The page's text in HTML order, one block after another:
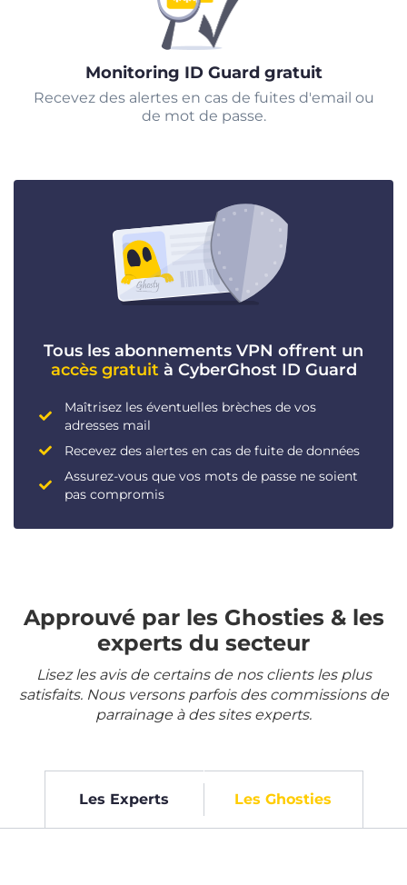
Monitoring ID Guard gratuit
Recevez des alertes en cas de fuites d'email ou
de mot de passe.
Tous les abonnements VPN offrent un
accès gratuit à CyberGhost ID Guard
Maîtrisez les éventuelles brèches de vos
adresses mail
Recevez des alertes en cas de fuite de données
Assurez-vous que vos mots de passe ne soient
pas compromis
Approuvé par les Ghosties & les
experts du secteur
Lisez les avis de certains de nos clients les plus
satisfaits. Nous versons parfois des commissions de
parrainage à des sites experts.
Les Experts Les Ghosties